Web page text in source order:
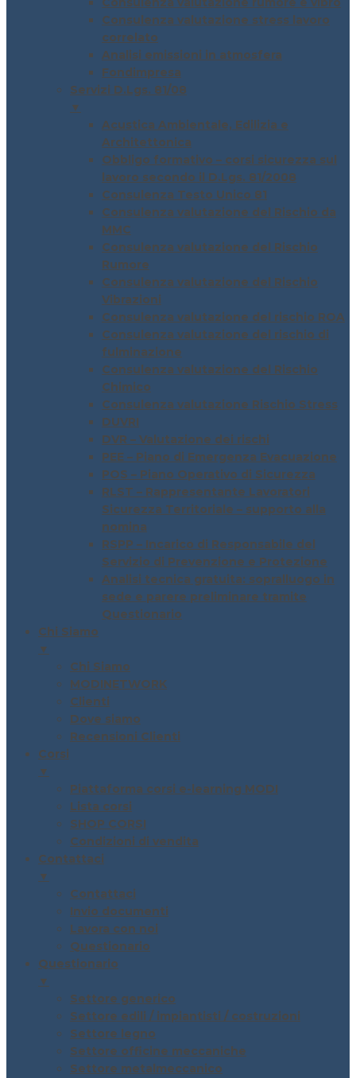
Consulenza valutazione stress lavoro
correlato
Analisi emissioni in atmosfera
Fondimpresa
Servizi D.Lgs. 81/08
▼
Acustica Ambientale, Edilizia e
Architettonica
Obbligo formativo – corsi sicurezza sul
lavoro secondo il D.Lgs. 81/2008
Consulenza Testo Unico 81
Consulenza valutazione del Rischio da
MMC
Consulenza valutazione del Rischio
Rumore
Consulenza valutazione del Rischio
Vibrazioni
Consulenza valutazione del rischio ROA
Consulenza valutazione del rischio di
fulminazione
Consulenza valutazione del Rischio
Chimico
Consulenza valutazione Rischio Stress
DUVRI
DVR – Valutazione dei rischi
PEE – Piano di Emergenza Evacuazione
POS – Piano Operativo di Sicurezza
RLST – Rappresentante Lavoratori
Sicurezza Territoriale – supporto alla
nomina
RSPP – Incarico di Responsabile del
Servizio di Prevenzione e Protezione
Analisi tecnica gratuita: sopralluogo in
sede e parere preliminare tramite
Questionario
Chi Siamo
▼
Chi Siamo
MODINETWORK
Clienti
Dove siamo
Recensioni Clienti
Corsi
▼
Piattaforma corsi e-learning MODI
Lista corsi
SHOP CORSI
Condizioni di vendita
Contattaci
▼
Contattaci
Invio documenti
Lavora con noi
Questionario
Questionario
▼
Settore generico
Settore edili / impiantisti / costruzioni
Settore legno
Settore officine meccaniche
Settore metalmeccanico